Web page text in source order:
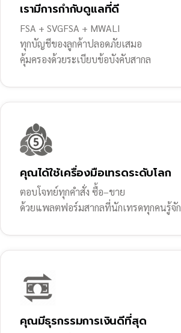
เรามีการกำกับดูแลที่ดี
FSA + SVGFSA + MWALI
ทุกบัญชีของลูกค้าปลอดภัยเสมอ
คุ้มครองด้วยระเบียบข้อบังคับสากล
คุณได้ใช้เครื่องมือเทรดระดับโลก
ตอบโจทย์ทุกคำสั่ง ซื้อ–ขาย
ด้วยแพลตฟอร์มสากลที่นักเทรดทุกคนรู้จัก
คุณมีธุรกรรมการเงินดีที่สุด